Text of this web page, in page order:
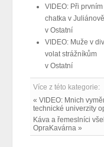
VIDEO: Při
chatka v Juliánově
v Ostatní
VIDEO: Muže v
volat strážníkům
v Ostatní
Více z této kategorie:
« VIDEO: Mnich
technické univerzity
Káva a řemeslníci
OpraKavárna »